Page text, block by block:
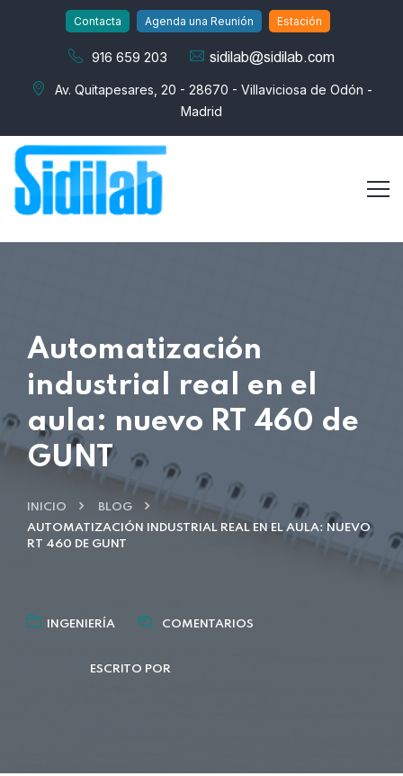
Contacta Agenda una Reunión Estación
916 659 203
Av. Quitapesares, 20 - 28670 - Villaviciosa de Odón -
Madrid
Automatización
industrial real en el
aula: nuevo RT 460 de
GUNT
INICIO
BLOG
AUTOMATIZACIÓN INDUSTRIAL REAL EN EL AULA: NUEVO
RT 460 DE GUNT
INGENIERÍA COMENTARIOS
ESCRITO POR